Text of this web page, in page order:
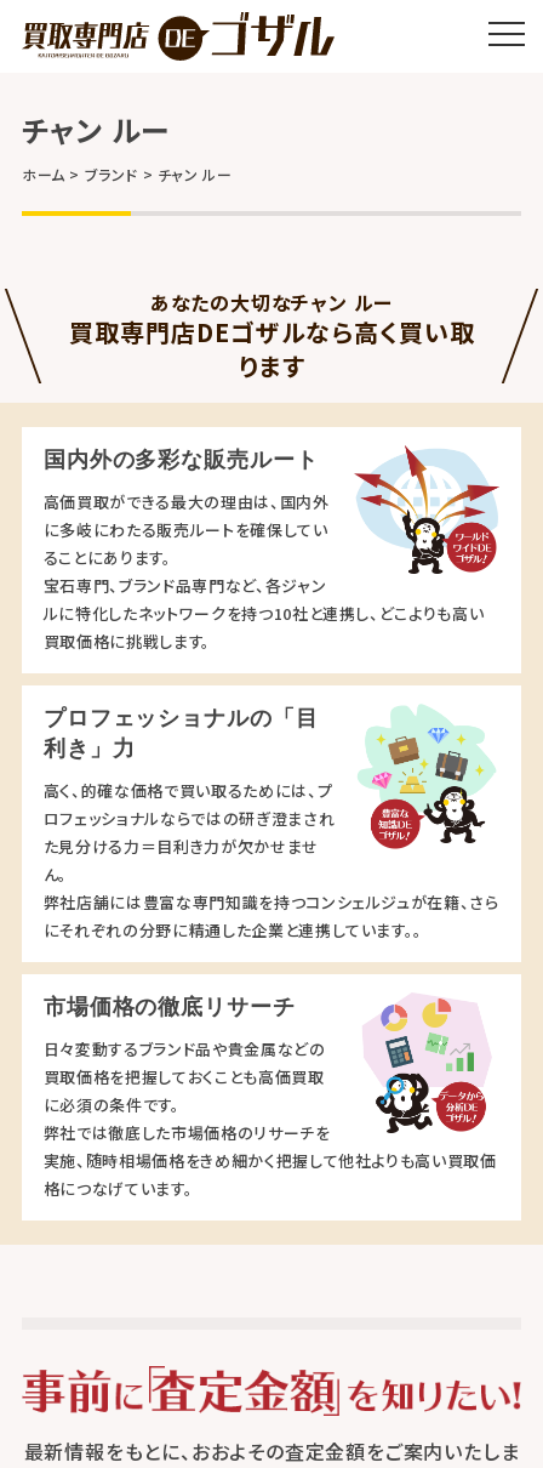
チャン ルー
ホーム ブランド チャン ルー
あなたの大切なチャン ルー
買取専門店DEゴザルなら高く買い取
ります
国内外の多彩な販売ルート
高価買取ができる最大の理由は、国内外
に多岐にわたる販売ルートを確保してい
ることにあります。
宝石専門、ブランド品専門など、各ジャン
ルに特化したネットワークを持つ10社と連携し、どこよりも高い
買取価格に挑戦します。
プロフェッショナルの「目
利き」力
高く、的確な価格で買い取るためには、プ
ロフェッショナルならではの研ぎ澄まされ
た見分ける力＝目利き力が欠かせませ
ん。
弊社店舗には豊富な専門知識を持つコンシェルジュが在籍、さら
にそれぞれの分野に精通した企業と連携しています。。
市場価格の徹底リサーチ
日々変動するブランド品や貴金属などの
買取価格を把握しておくことも高価買取
に必須の条件です。
弊社では徹底した市場価格のリサーチを
実施、随時相場価格をきめ細かく把握して他社よりも高い買取価
格につなげています。
最新情報をもとに、おおよその査定金額をご案内いたしま